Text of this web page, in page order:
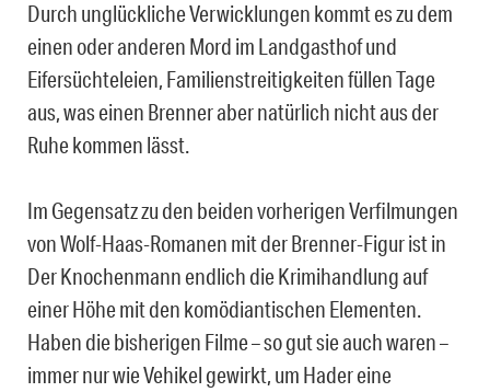
Durch unglückliche Verwicklungen kommt es zu dem
einen oder anderen Mord im Landgasthof und
Eifersüchteleien, Familienstreitigkeiten füllen Tage
aus, was einen Brenner aber natürlich nicht aus der
Ruhe kommen lässt.
Im Gegensatz zu den beiden vorherigen Verfilmungen
von Wolf-Haas-Romanen mit der Brenner-Figur ist in
Der Knochenmann endlich die Krimihandlung auf
einer Höhe mit den komödiantischen Elementen.
Haben die bisherigen Filme – so gut sie auch waren –
immer nur wie Vehikel gewirkt, um Hader eine